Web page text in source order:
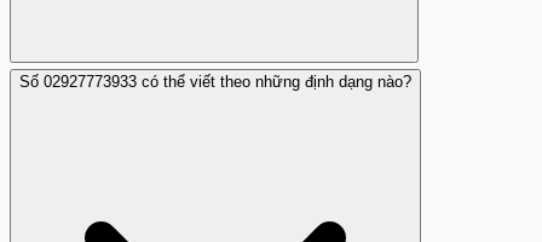
Các cuộc gọi nhá máy có thể là dấu hiệu của lừa đảo.
Số 02927773933 có thể viết theo những định dạng nào?